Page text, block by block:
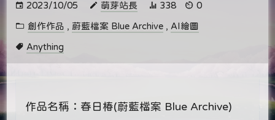
2023/10/05 萌芽站長 338 0
創作作品 , 蔚藍檔案 Blue Archive , AI繪圖
Anything
作品名稱：春日椿(蔚藍檔案 Blue Archive)